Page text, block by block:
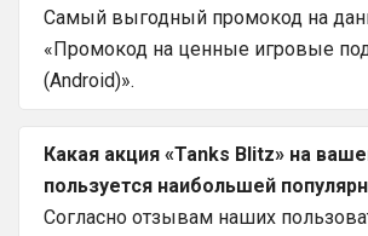
Самый выгодный промокод на
«Промокод на ценные игровые
(Android)».
Какая акция «Tanks Blitz» на
пользуется наибольшей
Согласно отзывам наших